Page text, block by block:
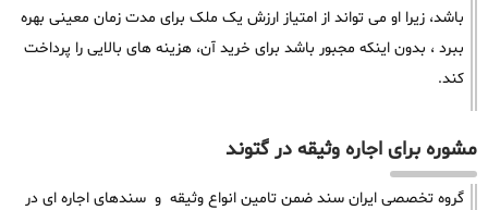
باشد، زیرا او می تواند از امتیاز ارزش یک ملک برای مدت زمان معینی بهره
ببرد ، بدون اینکه مجبور باشد برای خرید آن، هزینه های بالایی را پرداخت
کند.
مشوره برای اجاره وثیقه در گتوند
گروه تخصصی ایران سند ضمن تامین انواع وثیقه و سندهای اجاره ای در